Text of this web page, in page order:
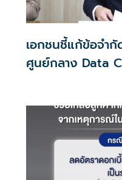
เอกชนชี้แก้ข้อจำ
ศูนย์กลาง Data